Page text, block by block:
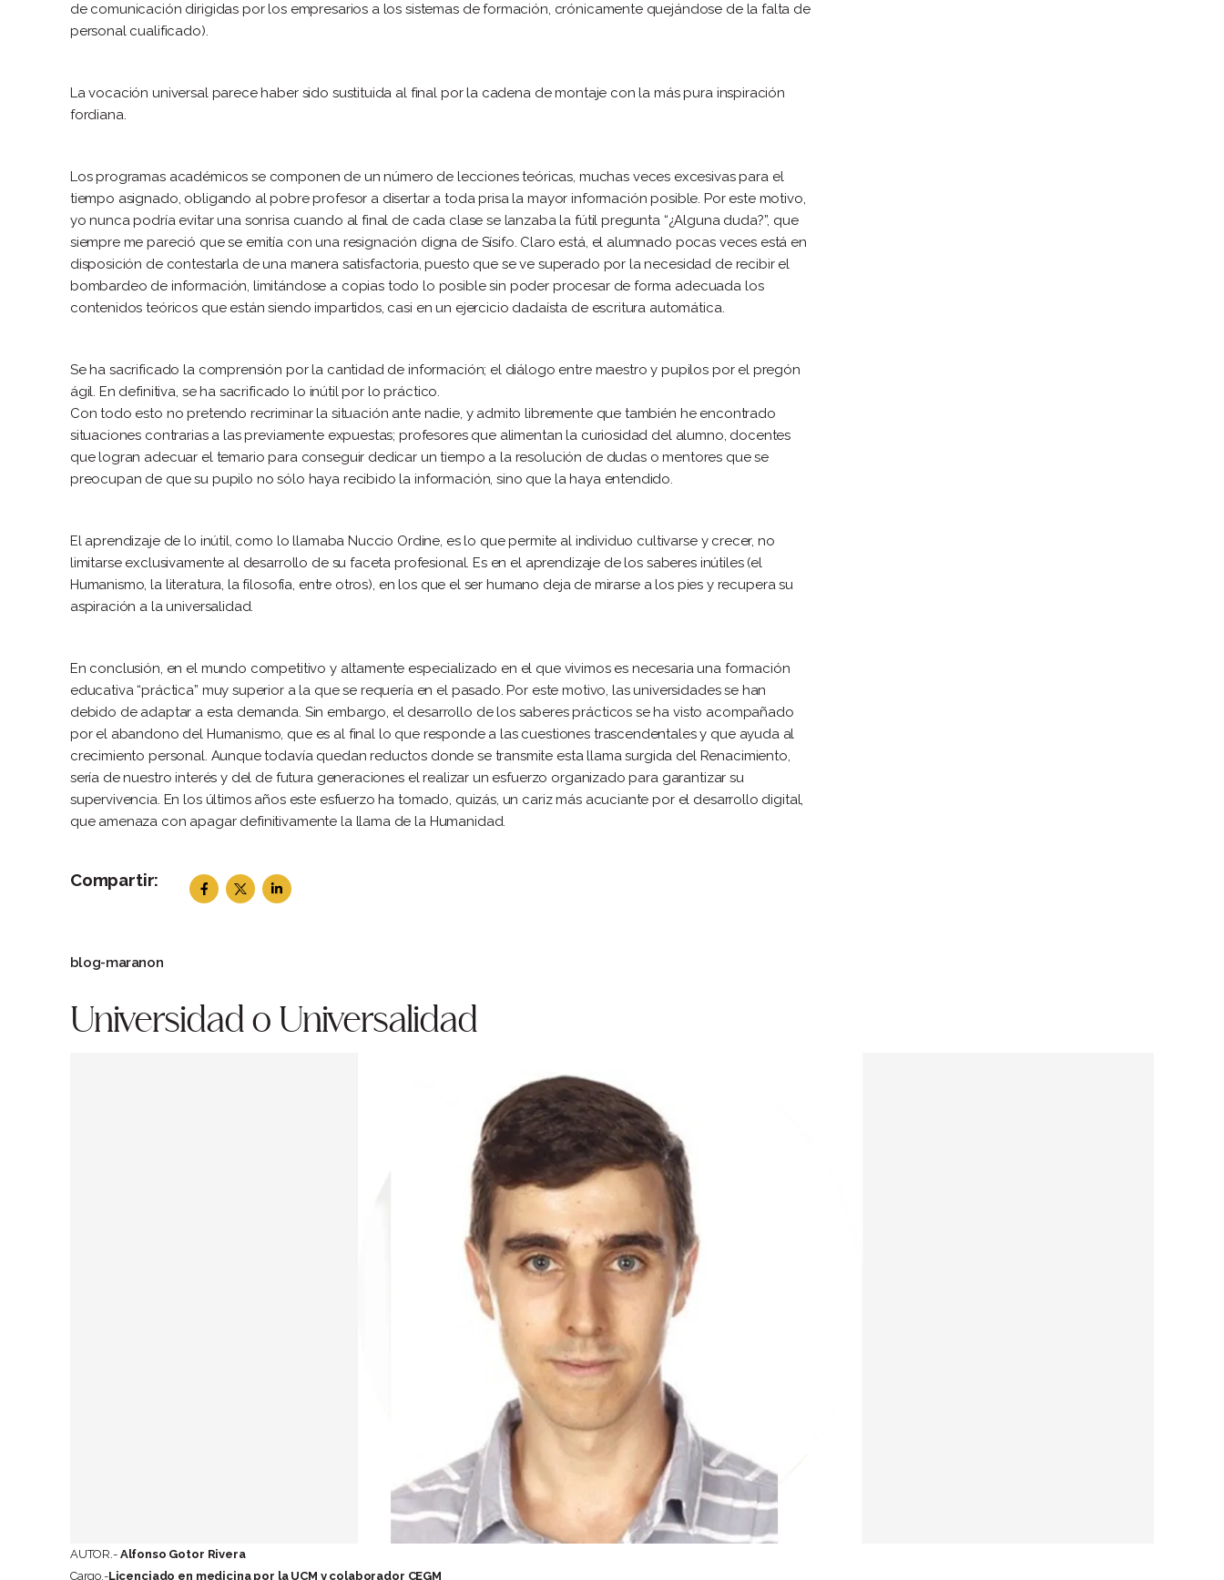
de comunicación dirigidas por los empresarios a los sistemas de formación, crónicamente quejándose de la falta de
personal cualificado).
La vocación universal parece haber sido sustituida al final por la cadena de montaje con la más pura inspiración
fordiana.
Los programas académicos se componen de un número de lecciones teóricas, muchas veces excesivas para el
tiempo asignado, obligando al pobre profesor a disertar a toda prisa la mayor información posible. Por este motivo,
yo nunca podría evitar una sonrisa cuando al final de cada clase se lanzaba la fútil pregunta “¿Alguna duda?”, que
siempre me pareció que se emitía con una resignación digna de Sísifo. Claro está, el alumnado pocas veces está en
disposición de contestarla de una manera satisfactoria, puesto que se ve superado por la necesidad de recibir el
bombardeo de información, limitándose a copias todo lo posible sin poder procesar de forma adecuada los
contenidos teóricos que están siendo impartidos, casi en un ejercicio dadaísta de escritura automática.
Se ha sacrificado la comprensión por la cantidad de información; el diálogo entre maestro y pupilos por el pregón
ágil. En definitiva, se ha sacrificado lo inútil por lo práctico.
Con todo esto no pretendo recriminar la situación ante nadie, y admito libremente que también he encontrado
situaciones contrarias a las previamente expuestas; profesores que alimentan la curiosidad del alumno, docentes
que logran adecuar el temario para conseguir dedicar un tiempo a la resolución de dudas o mentores que se
preocupan de que su pupilo no sólo haya recibido la información, sino que la haya entendido.
El aprendizaje de lo inútil, como lo llamaba Nuccio Ordine, es lo que permite al individuo cultivarse y crecer, no
limitarse exclusivamente al desarrollo de su faceta profesional. Es en el aprendizaje de los saberes inútiles (el
Humanismo, la literatura, la filosofía, entre otros), en los que el ser humano deja de mirarse a los pies y recupera su
aspiración a la universalidad.
En conclusión, en el mundo competitivo y altamente especializado en el que vivimos es necesaria una formación
educativa “práctica” muy superior a la que se requería en el pasado. Por este motivo, las universidades se han
debido de adaptar a esta demanda. Sin embargo, el desarrollo de los saberes prácticos se ha visto acompañado
por el abandono del Humanismo, que es al final lo que responde a las cuestiones trascendentales y que ayuda al
crecimiento personal. Aunque todavía quedan reductos donde se transmite esta llama surgida del Renacimiento,
sería de nuestro interés y del de futura generaciones el realizar un esfuerzo organizado para garantizar su
supervivencia. En los últimos años este esfuerzo ha tomado, quizás, un cariz más acuciante por el desarrollo digital,
que amenaza con apagar definitivamente la llama de la Humanidad.
Compartir:
blog-maranon
Universidad o Universalidad
AUTOR.- Alfonso Gotor Rivera
Cargo.-Licenciado en medicina por la UCM y colaborador CEGM